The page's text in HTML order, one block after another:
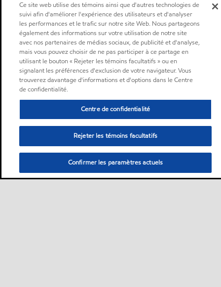
Ce site web utilise des témoins ainsi que d'autres technologies de
suivi afin d'améliorer l'expérience des utilisateurs et d'analyser
les performances et le trafic sur notre site Web. Nous partageons
également des informations sur votre utilisation de notre site
avec nos partenaires de médias sociaux, de publicité et d'analyse,
mais vous pouvez choisir de ne pas participer à ce partage en
utilisant le bouton « Rejeter les témoins facultatifs » ou en
signalant les préférences d'exclusion de votre navigateur. Vous
trouverez davantage d'informations et d'options dans le Centre
de confidentialité.
Centre de confidentialité
Rejeter les témoins facultatifs
Confirmer les paramètres actuels